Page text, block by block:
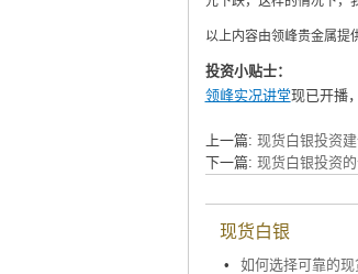
以上内容由领峰贵金属提
投资小贴士：
领峰实况讲堂现已开播
上一篇: 现货白银投资
下一篇: 现货白银投资
现货白银
•
如何选择可靠的现